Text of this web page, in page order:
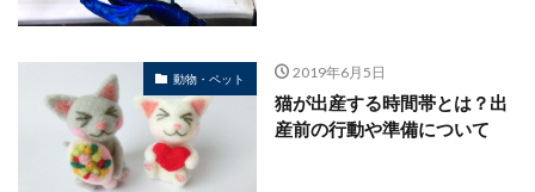
動物・ペット 2019年6月5日
猫が出産する時間帯とは？出
産前の行動や準備について